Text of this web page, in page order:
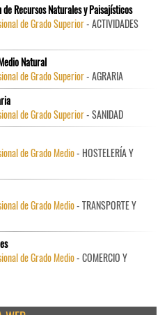
Recursos Naturales y Paisajísticos
de Grado Superior- ACTIVIDADES
Natural
de Grado Superior- AGRARIA
de Grado Superior- SANIDAD
de Grado Medio- HOSTELERÍA Y
de Grado Medio- TRANSPORTE Y
de Grado Medio- COMERCIO Y